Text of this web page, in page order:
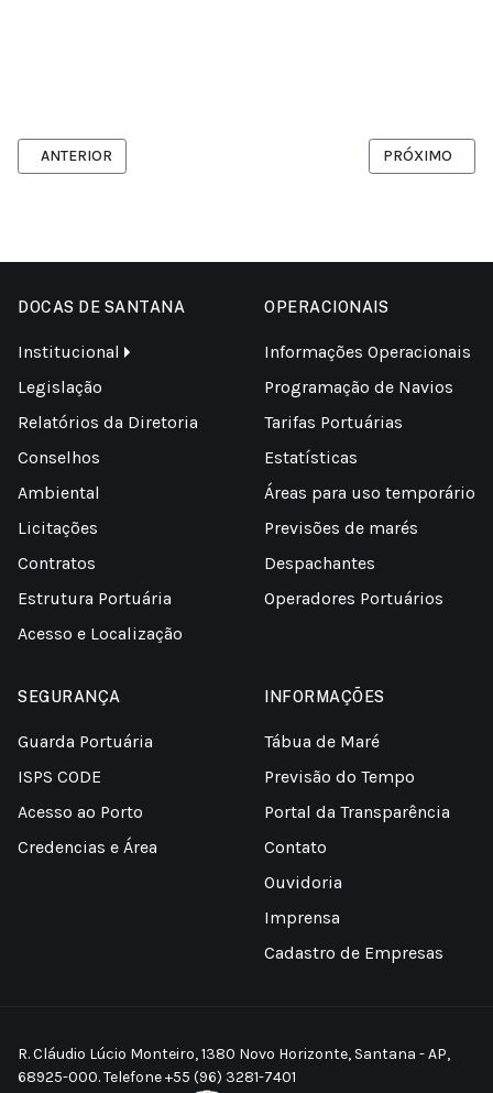
ARTIGO ANTERIOR: VIATURA PARA USO DA GUARDA PORTUÁRIA DA
ANTERIOR PRÓXIMO
PRÓXIMO
DOCAS DE SANTANA
Institucional
Legislação
Relatórios da Diretoria
Conselhos
Ambiental
Licitações
Contratos
Estrutura Portuária
Acesso e Localização
OPERACIONAIS
Informações Operacionais
Programação de Navios
Tarifas Portuárias
Estatísticas
Áreas para uso temporário
Previsões de marés
Despachantes
Operadores Portuários
SEGURANÇA
Guarda Portuária
ISPS CODE
Acesso ao Porto
Credencias e Área
INFORMAÇÕES
Tábua de Maré
Previsão do Tempo
Portal da Transparência
Contato
Ouvidoria
Imprensa
Cadastro de Empresas
R. Cláudio Lúcio Monteiro, 1380 Novo Horizonte, Santana - AP,
68925-000. Telefone +55 (96) 3281-7401